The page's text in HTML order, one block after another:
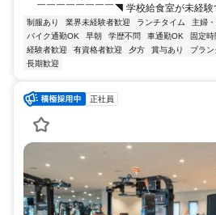
￣￣￣￣￣￣￣￣◥ 学校給食室が未経験
制服あり 業界未経験者歓迎 ランチタイム 主婦
バイク通勤OK
早朝 学歴不問 車通勤OK 固定時
経験者歓迎
有資格者歓迎 夕方 賞与あり ブラン
長期歓迎
正社員